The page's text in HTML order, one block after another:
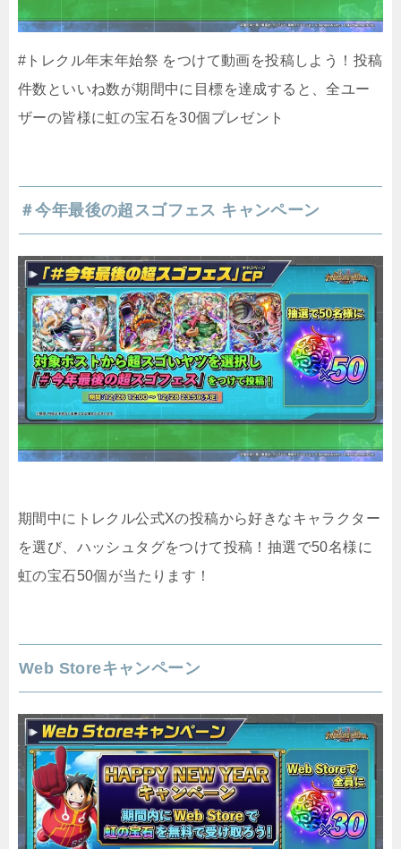
#トレクル年末年始祭 をつけて動画を投稿しよう！投稿
件数といいね数が期間中に目標を達成すると、全ユー
ザーの皆様に虹の宝石を30個プレゼント
＃今年最後の超スゴフェス キャンペーン
期間中にトレクル公式Xの投稿から好きなキャラクター
を選び、ハッシュタグをつけて投稿！抽選で50名様に
虹の宝石50個が当たります！
Web Storeキャンペーン